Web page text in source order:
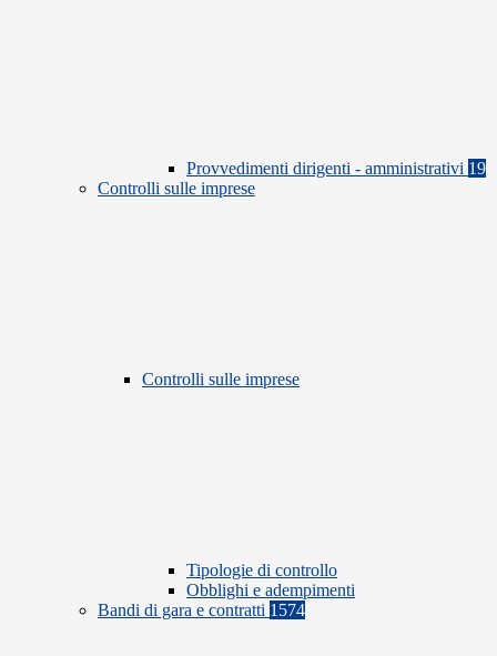
Provvedimenti dirigenti - amministrativi 19
Controlli sulle imprese
Controlli sulle imprese
Tipologie di controllo
Obblighi e adempimenti
Bandi di gara e contratti 1574